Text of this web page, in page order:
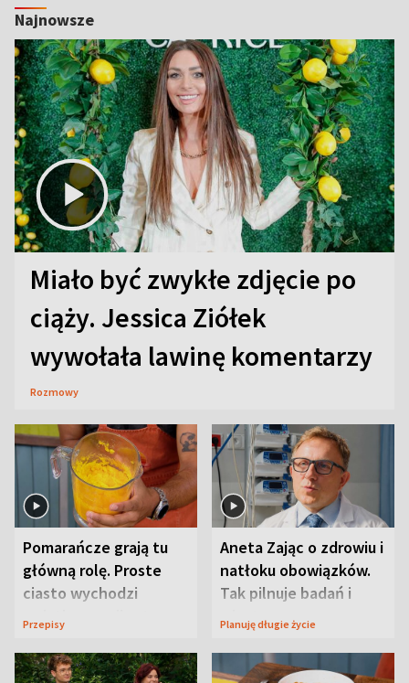
Najnowsze
Miało być zwykłe zdjęcie po
ciąży. Jessica Ziółek
wywołała lawinę komentarzy
Rozmowy
Pomarańcze grają tu
główną rolę. Proste
ciasto wychodzi
wyjątkowo wilgotne
Przepisy
Aneta Zając o zdrowiu i
natłoku obowiązków.
Tak pilnuje badań i
wizyt
Planuję długie życie